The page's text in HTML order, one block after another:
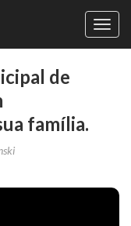
de
família.